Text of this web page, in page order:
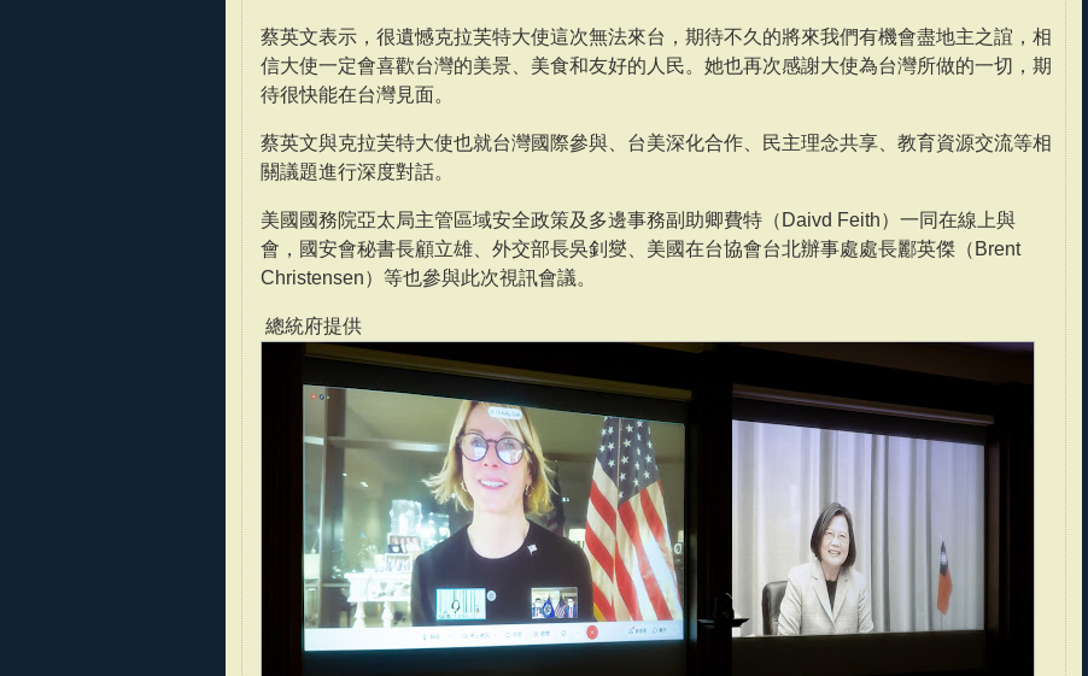
蔡英文表示，很遺憾克拉芙特大使這次無法來台，期待不久的將來我們有機會盡地主之誼，相
信大使一定會喜歡台灣的美景、美食和友好的人民。她也再次感謝大使為台灣所做的一切，期
待很快能在台灣見面。
蔡英文與克拉芙特大使也就台灣國際參與、台美深化合作、民主理念共享、教育資源交流等相
關議題進行深度對話。
美國國務院亞太局主管區域安全政策及多邊事務副助卿費特（Daivd Feith）一同在線上與
會，國安會秘書長顧立雄、外交部長吳釗燮、美國在台協會台北辦事處處長酈英傑（Brent
Christensen）等也參與此次視訊會議。
總統府提供